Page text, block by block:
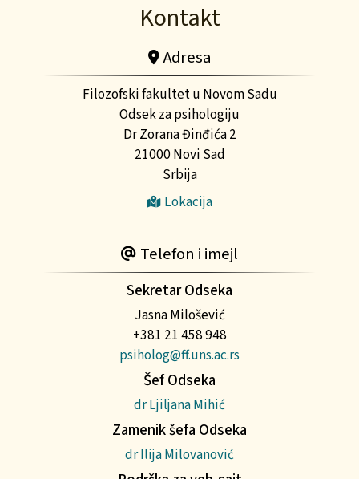
Kontakt
Adresa
Filozofski fakultet u Novom Sadu
Odsek za psihologiju
Dr Zorana Đinđića 2
21000 Novi Sad
Srbija
Lokacija
Telefon i imejl
Sekretar Odseka
Jasna Milošević
+381 21 458 948
psiholog@ff.uns.ac.rs
Šef Odseka
dr Ljiljana Mihić
Zamenik šefa Odseka
dr Ilija Milovanović